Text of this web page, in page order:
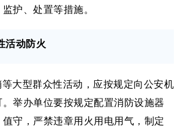
护、处置等措施。
活动防火
大型群众性活动，应按规定向公安机
举办单位要按规定配置消防设施器
守，严禁违章用火用电用气，制定